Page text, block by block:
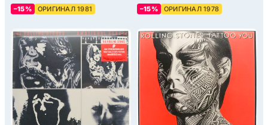
–15% ОРИГИНАЛ 1981 –15% ОРИГИНАЛ 1978